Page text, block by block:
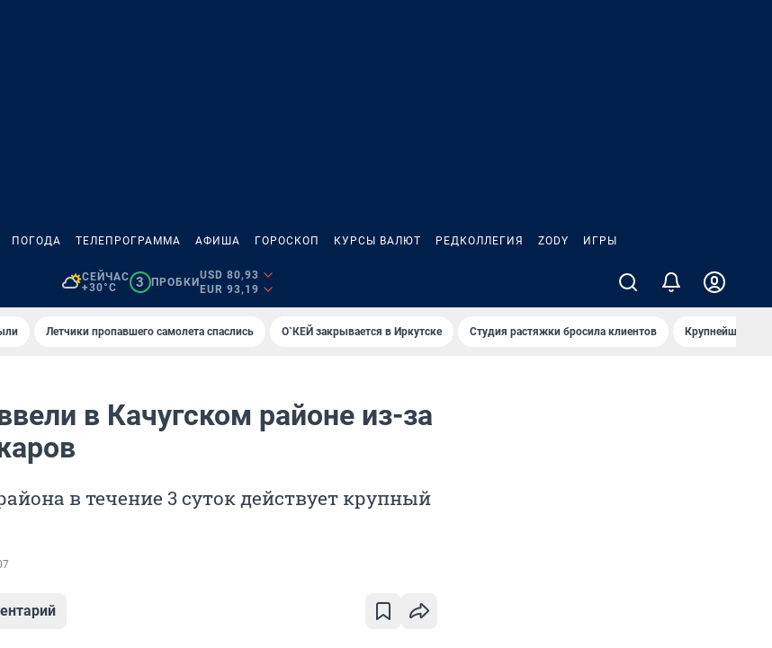
ПОГОДА ТЕЛЕПРОГРАММА АФИША ГОРОСКОП КУРСЫ ВАЛЮТ РЕДКОЛЛЕГИЯ ZODY ИГРЫ
СЕЙЧАС
+30°C
3 ПРОБКИ
USD 80,93
EUR 93,19
Летчики пропавшего самолета спаслись О`КЕЙ закрывается в Иркутске Студия растяжки бросила клиентов Крупнейшие
в Качугском районе из-за
в течение 3 суток действует крупный